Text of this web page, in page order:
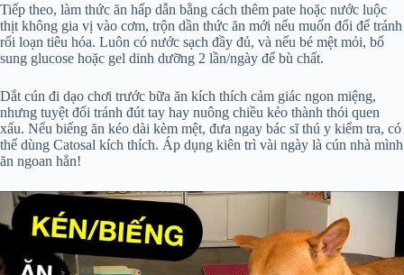
Tiếp theo, làm thức ăn hấp dẫn bằng cách thêm pate hoặc nước luộc
thịt không gia vị vào cơm, trộn dần thức ăn mới nếu muốn đổi để tránh
rối loạn tiêu hóa. Luôn có nước sạch đầy đủ, và nếu bé mệt mỏi, bổ
sung glucose hoặc gel dinh dưỡng 2 lần/ngày để bù chất.
Dắt cún đi dạo chơi trước bữa ăn kích thích cảm giác ngon miệng,
nhưng tuyệt đối tránh đút tay hay nuông chiều kẻo thành thói quen
xấu. Nếu biếng ăn kéo dài kèm mệt, đưa ngay bác sĩ thú y kiểm tra, có
thể dùng Catosal kích thích. Áp dụng kiên trì vài ngày là cún nhà mình
ăn ngoan hẳn!